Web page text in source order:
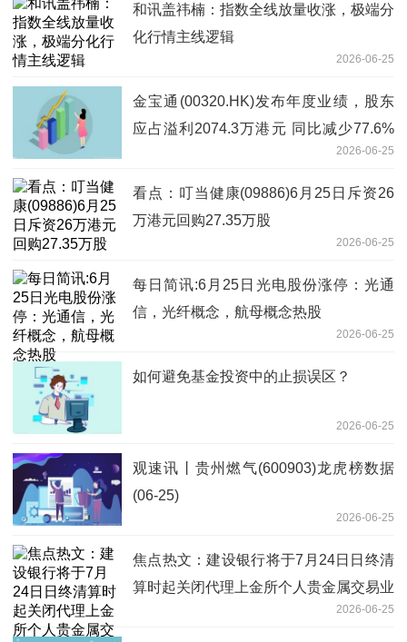
和讯盖祎楠：指数全线放量收涨，极端分
化行情主线逻辑
2026-06-25
金宝通(00320.HK)发布年度业绩，股东
应占溢利2074.3万港元 同比减少77.6%
2026-06-25
看点：叮当健康(09886)6月25日斥资26
万港元回购27.35万股
2026-06-25
每日简讯:6月25日光电股份涨停：光通
信，光纤概念，航母概念热股
2026-06-25
如何避免基金投资中的止损误区？
2026-06-25
观速讯丨贵州燃气(600903)龙虎榜数据
(06-25)
2026-06-25
焦点热文：建设银行将于7月24日日终清
算时起关闭代理上金所个人贵金属交易业
2026-06-25